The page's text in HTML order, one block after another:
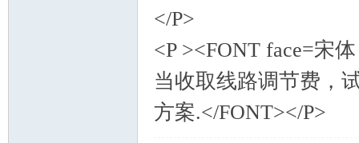
</P>
<P ><FONT face=宋
当收取线路调节费，
方案.</FONT></P>